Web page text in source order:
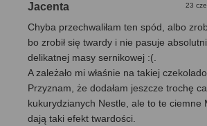
Jacenta 23
Chyba przechwaliłam ten spód, albo
bo zrobił się twardy i nie pasuje
delikatnej masy sernikowej :(.
A zależało mi właśnie na takiej
Przyznam, że dodałam jeszcze trochę
kukurydzianych Nestle, ale to te ciemne
dają taki efekt twardości.